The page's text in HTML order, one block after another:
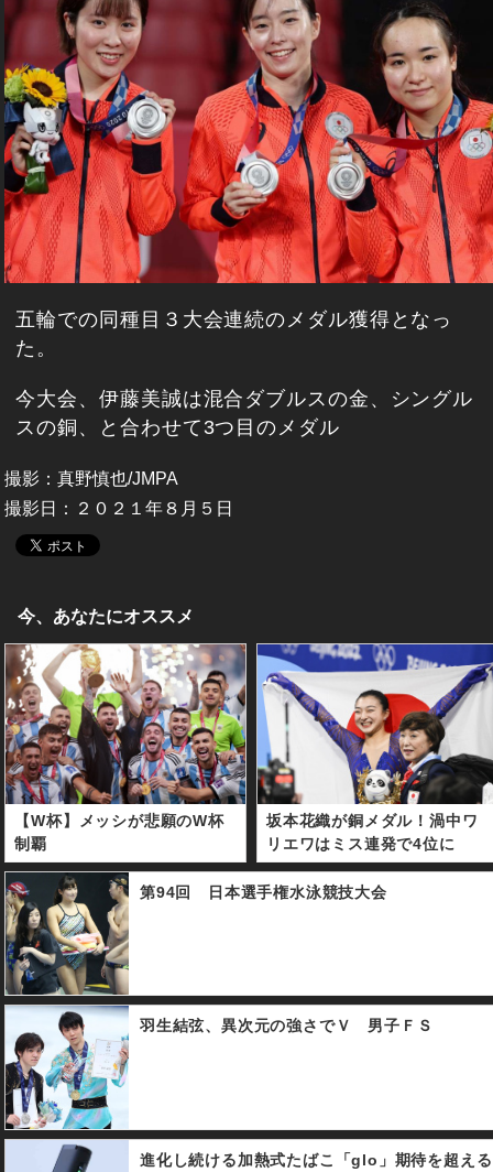
五輪での同種目３大会連続のメダル獲得となっ
た。
今大会、伊藤美誠は混合ダブルスの金、シングル
スの銅、と合わせて3つ目のメダル
撮影：真野慎也/JMPA
撮影日：２０２１年８月５日
今、あなたにオススメ
【W杯】メッシが悲願のW杯
制覇
坂本花織が銅メダル！渦中ワ
リエワはミス連発で4位に
第94回 日本選手権水泳競技大会
羽生結弦、異次元の強さでＶ 男子ＦＳ
進化し続ける加熱式たばこ「glo」期待を超える